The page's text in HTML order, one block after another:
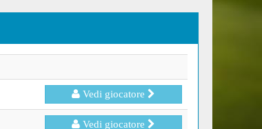
Vedi giocatore
Vedi giocatore